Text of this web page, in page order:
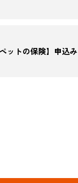
ペットの保険】申込